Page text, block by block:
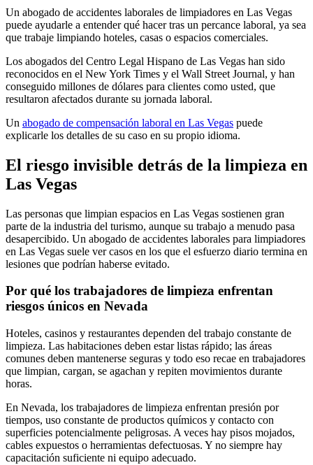
Un abogado de accidentes laborales de limpiadores en Las Vegas
puede ayudarle a entender qué hacer tras un percance laboral, ya sea
que trabaje limpiando hoteles, casas o espacios comerciales.
Los abogados del Centro Legal Hispano de Las Vegas han sido
reconocidos en el New York Times y el Wall Street Journal, y han
conseguido millones de dólares para clientes como usted, que
resultaron afectados durante su jornada laboral.
Un abogado de compensación laboral en Las Vegas puede
explicarle los detalles de su caso en su propio idioma.
El riesgo invisible detrás de la limpieza en
Las Vegas
Las personas que limpian espacios en Las Vegas sostienen gran
parte de la industria del turismo, aunque su trabajo a menudo pasa
desapercibido. Un abogado de accidentes laborales para limpiadores
en Las Vegas suele ver casos en los que el esfuerzo diario termina en
lesiones que podrían haberse evitado.
Por qué los trabajadores de limpieza enfrentan
riesgos únicos en Nevada
Hoteles, casinos y restaurantes dependen del trabajo constante de
limpieza. Las habitaciones deben estar listas rápido; las áreas
comunes deben mantenerse seguras y todo eso recae en trabajadores
que limpian, cargan, se agachan y repiten movimientos durante
horas.
En Nevada, los trabajadores de limpieza enfrentan presión por
tiempos, uso constante de productos químicos y contacto con
superficies potencialmente peligrosas. A veces hay pisos mojados,
cables expuestos o herramientas defectuosas. Y no siempre hay
capacitación suficiente ni equipo adecuado.